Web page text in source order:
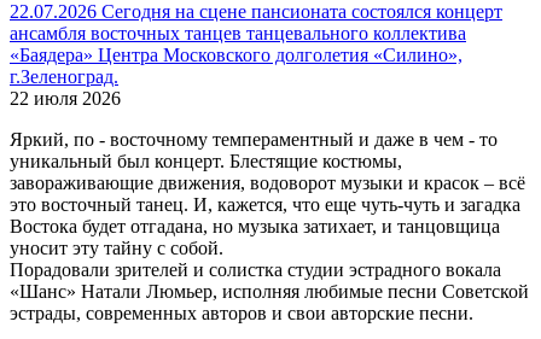
22.07.2026 Сегодня на сцене пансионата состоялся концерт
ансамбля восточных танцев танцевального коллектива
«Баядера» Центра Московского долголетия «Силино»,
г.Зеленоград.
22 июля 2026
Яркий, по - восточному темпераментный и даже в чем - то
уникальный был концерт. Блестящие костюмы,
завораживающие движения, водоворот музыки и красок – всё
это восточный танец. И, кажется, что еще чуть-чуть и загадка
Востока будет отгадана, но музыка затихает, и танцовщица
уносит эту тайну с собой.
Порадовали зрителей и солистка студии эстрадного вокала
«Шанс» Натали Люмьер, исполняя любимые песни Советской
эстрады, современных авторов и свои авторские песни.